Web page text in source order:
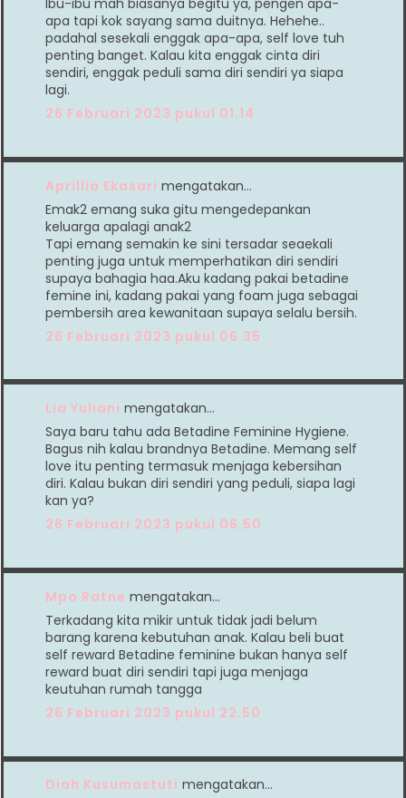
Ibu-ibu mah biasanya begitu ya, pengen apa-
apa tapi kok sayang sama duitnya. Hehehe..
padahal sesekali enggak apa-apa, self love tuh
penting banget. Kalau kita enggak cinta diri
sendiri, enggak peduli sama diri sendiri ya siapa
lagi.
26 Februari 2023 pukul 01.14
Aprillia Ekasari mengatakan…
Emak2 emang suka gitu mengedepankan
keluarga apalagi anak2
Tapi emang semakin ke sini tersadar seaekali
penting juga untuk memperhatikan diri sendiri
supaya bahagia haa.Aku kadang pakai betadine
femine ini, kadang pakai yang foam juga sebagai
pembersih area kewanitaan supaya selalu bersih.
26 Februari 2023 pukul 06.35
Lia Yuliani mengatakan…
Saya baru tahu ada Betadine Feminine Hygiene.
Bagus nih kalau brandnya Betadine. Memang self
love itu penting termasuk menjaga kebersihan
diri. Kalau bukan diri sendiri yang peduli, siapa lagi
kan ya?
26 Februari 2023 pukul 06.50
Mpo Ratne mengatakan…
Terkadang kita mikir untuk tidak jadi belum
barang karena kebutuhan anak. Kalau beli buat
self reward Betadine feminine bukan hanya self
reward buat diri sendiri tapi juga menjaga
keutuhan rumah tangga
26 Februari 2023 pukul 22.50
Diah Kusumastuti mengatakan…